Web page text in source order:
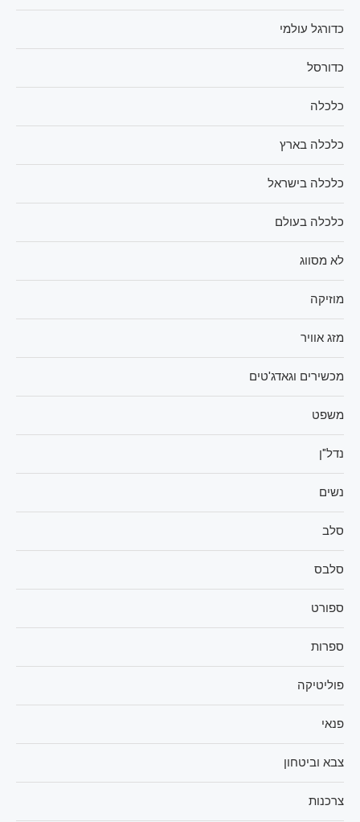
כדורגל עולמי
כדורסל
כלכלה
כלכלה בארץ
כלכלה בישראל
כלכלה בעולם
לא מסווג
מוזיקה
מזג אוויר
מכשירים וגאדג'טים
משפט
נדל"ן
נשים
סלב
סלבס
ספורט
ספרות
פוליטיקה
פנאי
צבא וביטחון
צרכנות